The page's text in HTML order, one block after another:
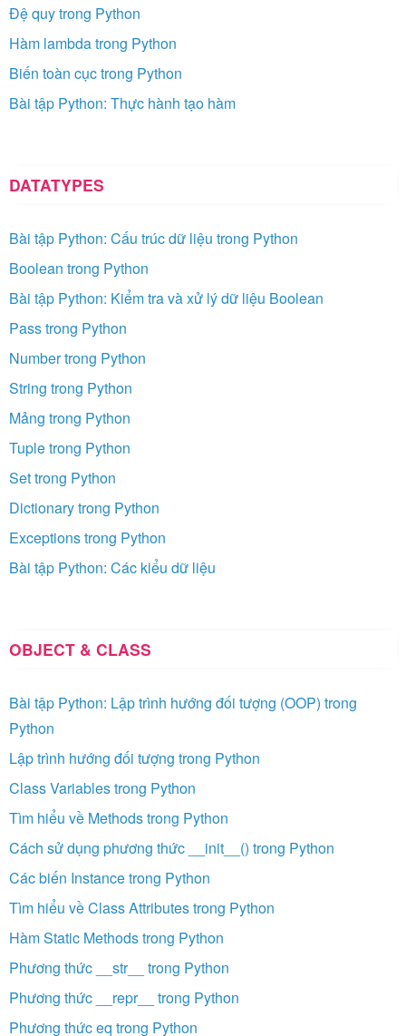
Đệ quy trong Python
Hàm lambda trong Python
Biến toàn cục trong Python
Bài tập Python: Thực hành tạo hàm
DATATYPES
Bài tập Python: Cấu trúc dữ liệu trong Python
Boolean trong Python
Bài tập Python: Kiểm tra và xử lý dữ liệu Boolean
Pass trong Python
Number trong Python
String trong Python
Mảng trong Python
Tuple trong Python
Set trong Python
Dictionary trong Python
Exceptions trong Python
Bài tập Python: Các kiểu dữ liệu
OBJECT & CLASS
Bài tập Python: Lập trình hướng đối tượng (OOP) trong
Python
Lập trình hướng đối tượng trong Python
Class Variables trong Python
Tìm hiểu về Methods trong Python
Cách sử dụng phương thức __init__() trong Python
Các biến Instance trong Python
Tìm hiểu về Class Attributes trong Python
Hàm Static Methods trong Python
Phương thức __str__ trong Python
Phương thức __repr__ trong Python
Phương thức eq trong Python